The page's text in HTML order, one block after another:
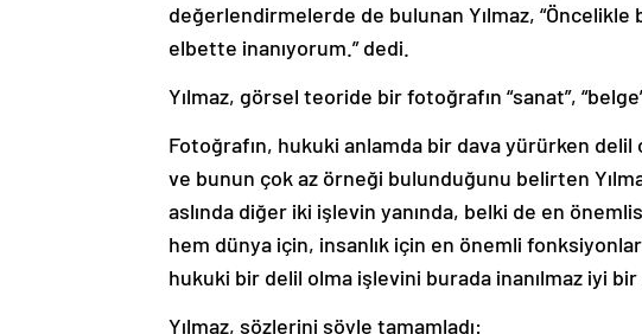
değerlendirmelerde de bulunan Yılmaz,
elbette inanıyorum.” dedi.
Yılmaz, görsel teoride bir fotoğrafın “sanat”,
Fotoğrafın, hukuki anlamda bir dava yürürken delil
ve bunun çok az örneği bulunduğunu belirten
aslında diğer iki işlevin yanında, belki de en
hem dünya için, insanlık için en önemli
hukuki bir delil olma işlevini burada inanılmaz iyi bir
Yılmaz, sözlerini şöyle tamamladı: